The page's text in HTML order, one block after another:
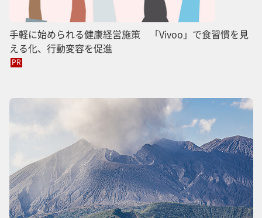
手軽に始められる健康経営施策 「Vivoo」で食習慣を見
える化、行動変容を促進
PR